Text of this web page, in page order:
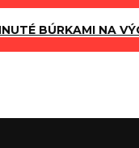
BÚRKAMI NA